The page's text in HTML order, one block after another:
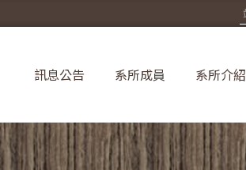
訊息公告 系所成員 系所介紹